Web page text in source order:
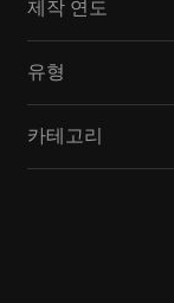
제작 연도
유형
카테고리